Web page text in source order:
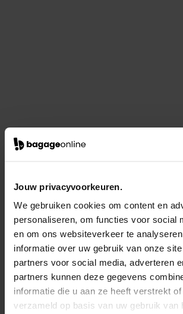
Jouw privacyvoorkeuren.
We gebruiken cookies om content en
personaliseren, om functies voor social
en om ons websiteverkeer te
informatie over uw gebruik van onze
partners voor social media, adverteren
partners kunnen deze gegevens
informatie die u aan ze heeft verstrekt
verzameld op basis van uw gebruik van